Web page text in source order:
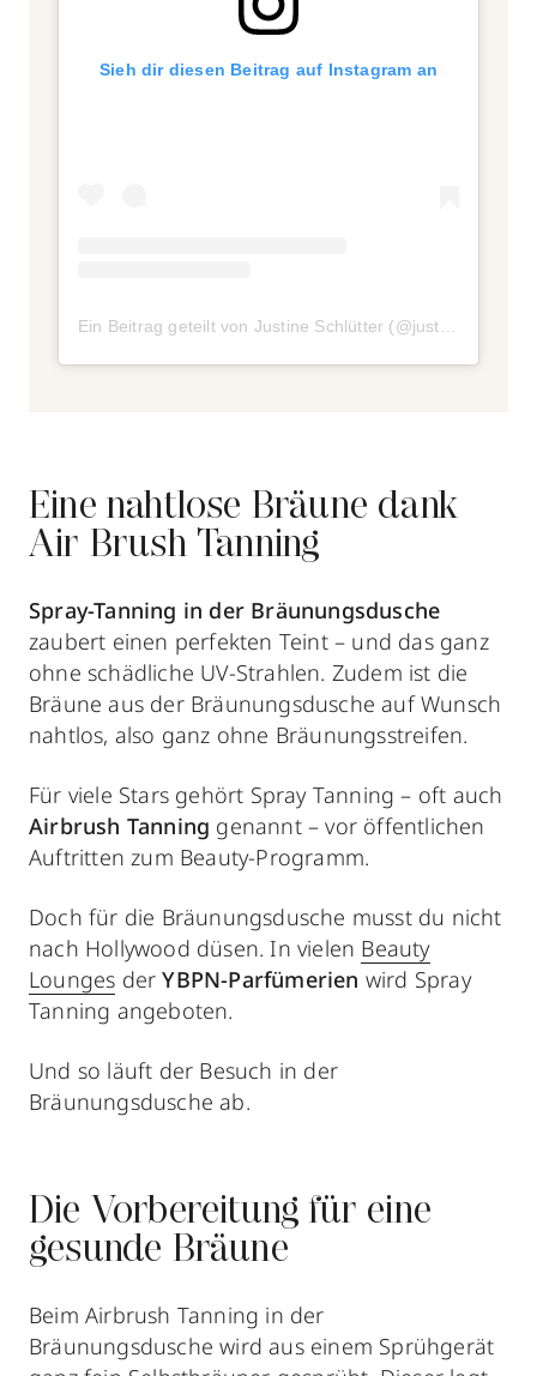
Sieh dir diesen Beitrag auf Instagram an
Eine nahtlose Bräune dank
Air Brush Tanning
Spray-Tanning in der Bräunungsdusche
zaubert einen perfekten Teint – und das ganz
ohne schädliche UV-Strahlen. Zudem ist die
Bräune aus der Bräunungsdusche auf Wunsch
nahtlos, also ganz ohne Bräunungsstreifen.
Für viele Stars gehört Spray Tanning – oft auch
Airbrush Tanning genannt – vor öffentlichen
Auftritten zum Beauty-Programm.
Doch für die Bräunungsdusche musst du nicht
nach Hollywood düsen. In vielen Beauty
Lounges derYBPN-Parfümerien wird Spray
Tanning angeboten.
Und so läuft der Besuch in der
Bräunungsdusche ab.
Die Vorbereitung für eine
gesunde Bräune
Beim Airbrush Tanning in der
Bräunungsdusche wird aus einem Sprühgerät